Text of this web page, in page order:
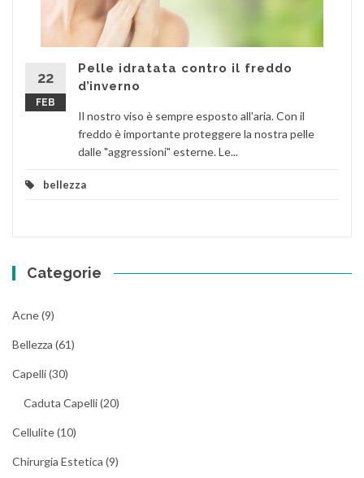
22
FEB
Pelle idratata contro il freddo
d’inverno
Il nostro viso è sempre esposto all'aria. Con il
freddo è importante proteggere la nostra pelle
dalle "aggressioni" esterne. Le...
bellezza
Categorie
Acne(9)
Bellezza (61)
Capelli(30)
Caduta Capelli(20)
Cellulite(10)
Chirurgia Estetica (9)